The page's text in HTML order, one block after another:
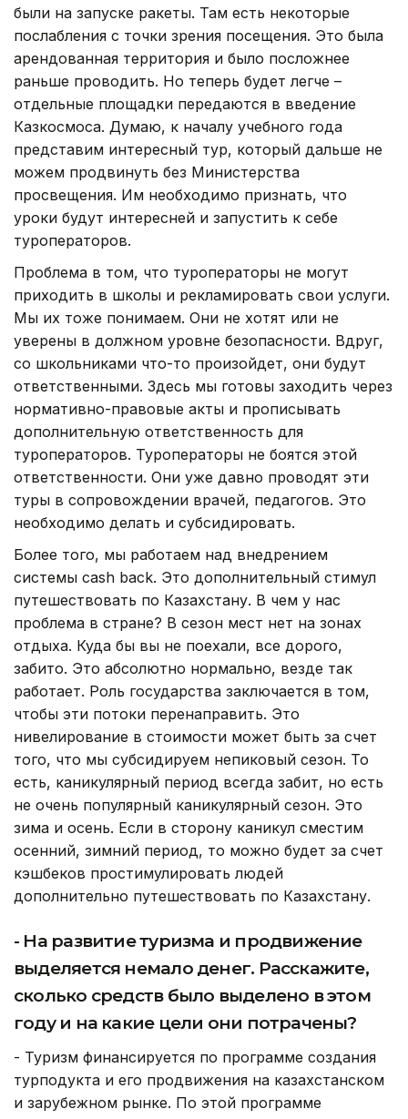
были на запуске ракеты. Там есть некоторые
послабления с точки зрения посещения. Это была
арендованная территория и было посложнее
раньше проводить. Но теперь будет легче –
отдельные площадки передаются в введение
Казкосмоса. Думаю, к началу учебного года
представим интересный тур, который дальше не
можем продвинуть без Министерства
просвещения. Им необходимо признать, что
уроки будут интересней и запустить к себе
туроператоров.
Проблема в том, что туроператоры не могут
приходить в школы и рекламировать свои услуги.
Мы их тоже понимаем. Они не хотят или не
уверены в должном уровне безопасности. Вдруг,
со школьниками что-то произойдет, они будут
ответственными. Здесь мы готовы заходить через
нормативно-правовые акты и прописывать
дополнительную ответственность для
туроператоров. Туроператоры не боятся этой
ответственности. Они уже давно проводят эти
туры в сопровождении врачей, педагогов. Это
необходимо делать и субсидировать.
Более того, мы работаем над внедрением
системы cash back. Это дополнительный стимул
путешествовать по Казахстану. В чем у нас
проблема в стране? В сезон мест нет на зонах
отдыха. Куда бы вы не поехали, все дорого,
забито. Это абсолютно нормально, везде так
работает. Роль государства заключается в том,
чтобы эти потоки перенаправить. Это
нивелирование в стоимости может быть за счет
того, что мы субсидируем непиковый сезон. То
есть, каникулярный период всегда забит, но есть
не очень популярный каникулярный сезон. Это
зима и осень. Если в сторону каникул сместим
осенний, зимний период, то можно будет за счет
кэшбеков простимулировать людей
дополнительно путешествовать по Казахстану.
- На развитие туризма и продвижение
выделяется немало денег. Расскажите,
сколько средств было выделено в этом
году и на какие цели они потрачены?
- Туризм финансируется по программе создания
турподукта и его продвижения на казахстанском
и зарубежном рынке. По этой программе